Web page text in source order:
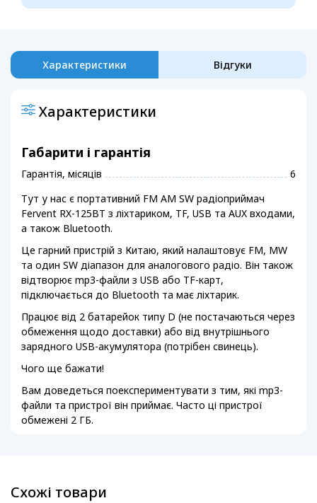
Характеристики Відгуки
Характеристики
Габарити і гарантія
Гарантія, місяців
6
Тут у нас є портативний FM AM SW радіоприймач
Fervent RX-125BT з ліхтариком, TF, USB та AUX входами,
а також Bluetooth.
Це гарний пристрій з Китаю, який налаштовує FM, MW
та один SW діапазон для аналогового радіо. Він також
відтворює mp3-файли з USB або TF-карт,
підключається до Bluetooth та має ліхтарик.
Працює від 2 батарейок типу D (не постачаються через
обмеження щодо доставки) або від внутрішнього
зарядного USB-акумулятора (потрібен свинець).
Чого ще бажати!
Вам доведеться поекспериментувати з тим, які mp3-
файли та пристрої він приймає. Часто ці пристрої
обмежені 2 ГБ.
Схожі товари